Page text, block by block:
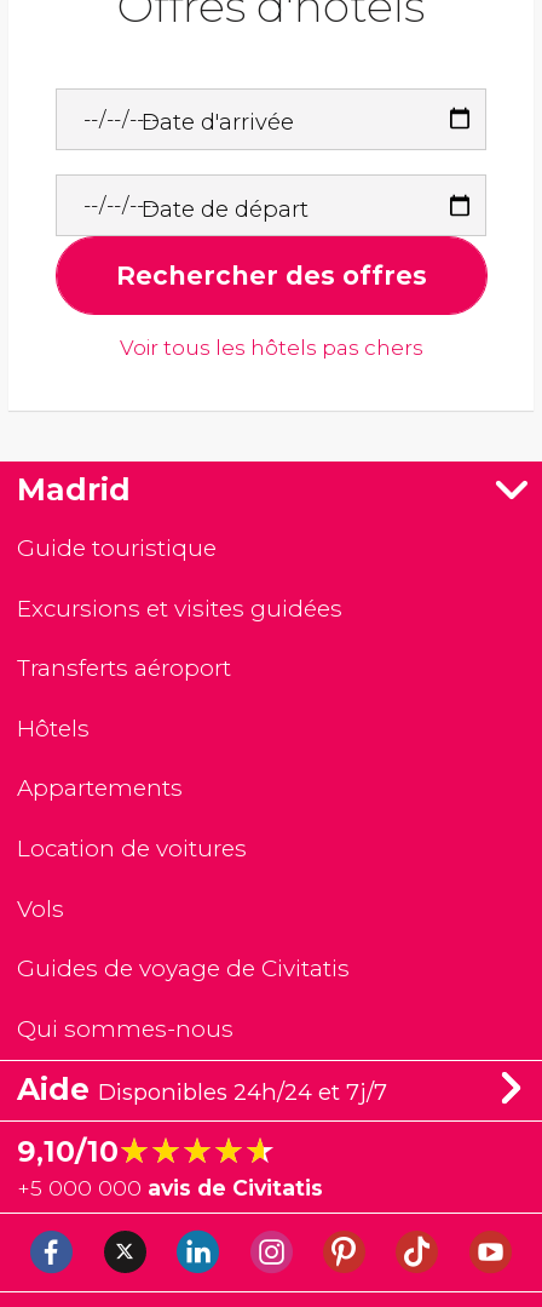
Date d'arrivée
Date de départ
Rechercher des offres
Voir tous les hôtels pas chers
Madrid
Guide touristique
Excursions et visites guidées
Transferts aéroport
Hôtels
Appartements
Location de voitures
Vols
Guides de voyage de Civitatis
Qui sommes-nous
Aide Disponibles 24h/24 et 7j/7
9,10/10★★★★★
★★★★★
+5 000 000 avis de Civitatis